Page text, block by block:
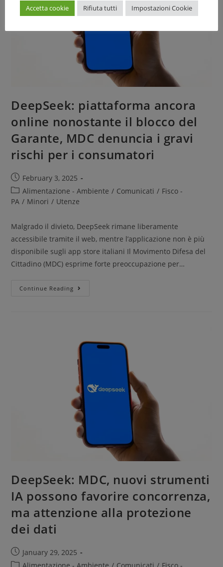
DeepSeek: piattaforma ancora
online nonostante il blocco del
Garante, MDC denuncia i gravi
rischi per i consumatori
February 3, 2025
Alimentazione - Ambiente / Comunicati / Fisco -
PA / Minori / Utenze
Malgrado il divieto, DeepSeek rimane liberamente
accessibile tramite il web, mentre l’applicazione non è più
disponibile sugli app store italiani Il Movimento Difesa del
Cittadino (MDC) esprime forte preoccupazione per…
Continue Reading
DeepSeek: MDC, nuovi strumenti
IA possono favorire concorrenza,
ma attenzione alla protezione
dei dati
January 29, 2025
Accetta cookie Rifiuta tutti Impostazioni Cookie